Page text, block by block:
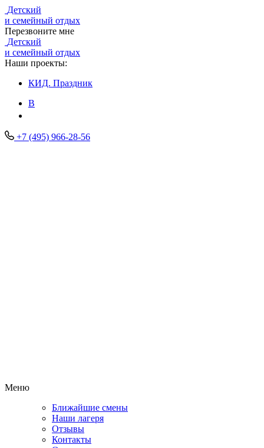
Детский
и семейный отдых
Перезвоните мне
Детский
и семейный отдых
Наши проекты:
КИД. Праздник
В
+7 (495) 966-28-56
Меню
Ближайшие смены
Наши лагеря
Отзывы
Контакты